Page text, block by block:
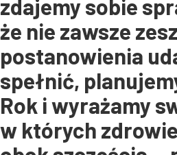
zdajemy sobie
że nie zawsze
postanowienia
spełnić,
Rok i wyrażamy
w których